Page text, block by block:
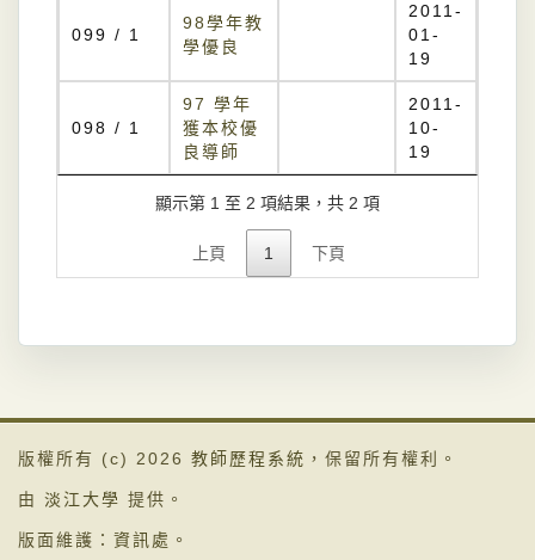
099 / 1
98學年教
學優良
2011-
01-
19
098 / 1
97 學年
獲本校優
良導師
2011-
10-
19
顯示第 1 至 2 項結果，共 2 項
上頁 1 下頁
版權所有 (c) 2026 教師歷程系統 ，保留所有權利。
由 淡江大學 提供。
版面維護： 資訊處 。